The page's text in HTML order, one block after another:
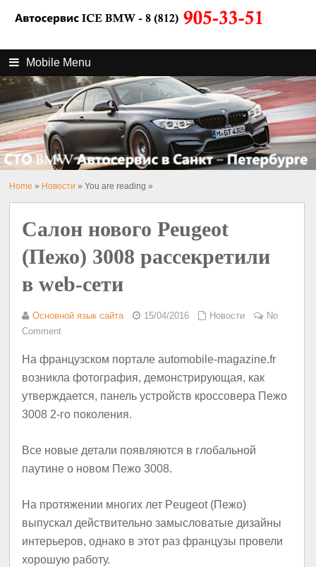
Mobile Menu
Home » Новости » You are reading »
Салон нового Peugeot
(Пежо) 3008 рассекретили
в web-сети
Основной язык сайта 15/04/2016 Новости
No
Comment
На французском портале automobile-magazine.fr
возникла фотография, демонстрирующая, как
утверждается, панель устройств кроссовера Пежо
3008 2-го поколения.
Все новые детали появляются в глобальной
паутине о новом Пежо 3008.
На протяжении многих лет Peugeot (Пежо)
выпускал действительно замысловатые дизайны
интерьеров, однако в этот раз французы провели
хорошую работу.